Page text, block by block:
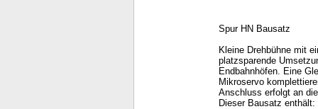
Spur HN Bausatz
Kleine Drehbühne mit
platzsparende
Endbahnhöfen. Eine
Mikroservo
Anschluss erfolgt an
Dieser Bausatz enthält: